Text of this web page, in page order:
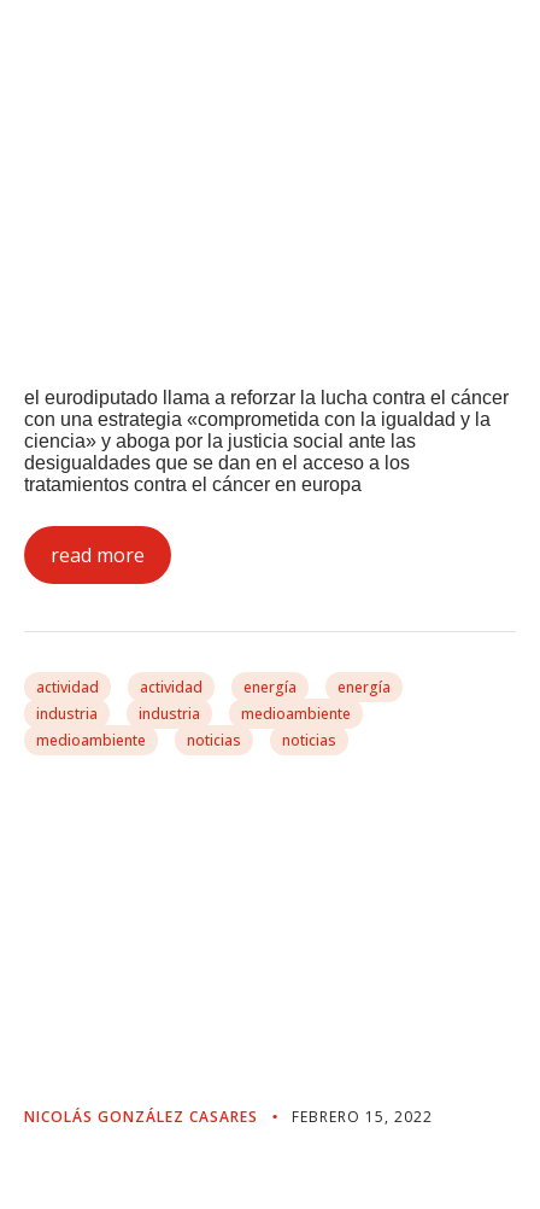
el eurodiputado llama a reforzar la lucha contra el cáncer
con una estrategia «comprometida con la igualdad y la
ciencia» y aboga por la justicia social ante las
desigualdades que se dan en el acceso a los
tratamientos contra el cáncer en europa
read more
actividad actividad energía
energía
industria
industria
medioambiente
medioambiente
noticias noticias
NICOLÁS GONZÁLEZ CASARES FEBRERO 15, 2022